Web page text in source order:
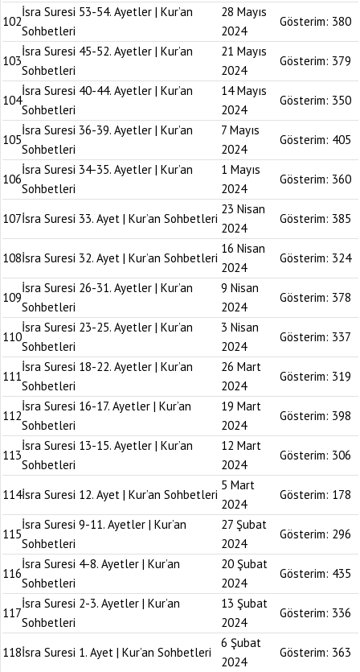
102
İsra Suresi 53-54. Ayetler | Kur’an
Sohbetleri
28 Mayıs
2024
Gösterim: 380
103
İsra Suresi 45-52. Ayetler | Kur’an
Sohbetleri
21 Mayıs
2024
Gösterim: 379
104
İsra Suresi 40-44. Ayetler | Kur’an
Sohbetleri
14 Mayıs
2024
Gösterim: 350
105
İsra Suresi 36-39. Ayetler | Kur’an
Sohbetleri
7 Mayıs
2024
Gösterim: 405
106
İsra Suresi 34-35. Ayetler | Kur’an
Sohbetleri
1 Mayıs
2024
Gösterim: 360
107İsra Suresi 33. Ayet | Kur’an Sohbetleri
23 Nisan
2024
Gösterim: 385
108İsra Suresi 32. Ayet | Kur’an Sohbetleri
16 Nisan
2024
Gösterim: 324
109
İsra Suresi 26-31. Ayetler | Kur’an
Sohbetleri
9 Nisan
2024
Gösterim: 378
110
İsra Suresi 23-25. Ayetler | Kur’an
Sohbetleri
3 Nisan
2024
Gösterim: 337
111
İsra Suresi 18-22. Ayetler | Kur’an
Sohbetleri
26 Mart
2024
Gösterim: 319
112
İsra Suresi 16-17. Ayetler | Kur’an
Sohbetleri
19 Mart
2024
Gösterim: 398
113
İsra Suresi 13-15. Ayetler | Kur’an
Sohbetleri
12 Mart
2024
Gösterim: 306
114İsra Suresi 12. Ayet | Kur’an Sohbetleri
5 Mart
2024
Gösterim: 178
115
İsra Suresi 9-11. Ayetler | Kur’an
Sohbetleri
27 Şubat
2024
Gösterim: 296
116
İsra Suresi 4-8. Ayetler | Kur’an
Sohbetleri
20 Şubat
2024
Gösterim: 435
117
İsra Suresi 2-3. Ayetler | Kur’an
Sohbetleri
13 Şubat
2024
Gösterim: 336
118İsra Suresi 1. Ayet | Kur’an Sohbetleri
6 Şubat
2024
Gösterim: 363